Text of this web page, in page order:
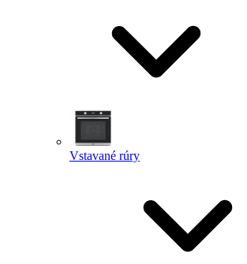
Vstavané rúry